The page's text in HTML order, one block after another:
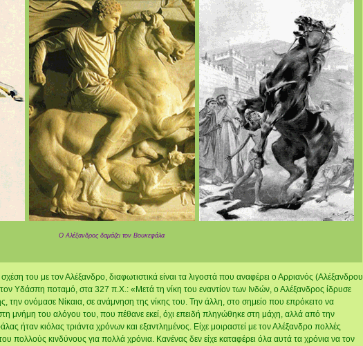
Ο Αλέξανδρος δαμάζει τον Βουκεφάλα
του με τον Αλέξανδρο, διαφωτιστικά είναι τα λιγοστά που αναφέρει ο Αρριανός (Αλέξανδρου
Υδάσπη ποταμό, στα 327 π.Χ.: «Μετά τη νίκη του εναντίον των Ινδών, ο Αλέξανδρος ίδρυσε
την ονόμασε Νίκαια, σε ανάμνηση της νίκης του. Την άλλη, στο σημείο που επρόκειτο να
μνήμη του αλόγου του, που πέθανε εκεί, όχι επειδή πληγώθηκε στη μάχη, αλλά από την
ήταν κιόλας τριάντα χρόνων και εξαντλημένος. Είχε μοιραστεί με τον Αλέξανδρο πολλές
του πολλούς κινδύνους για πολλά χρόνια. Κανένας δεν είχε καταφέρει όλα αυτά τα χρόνια να τον